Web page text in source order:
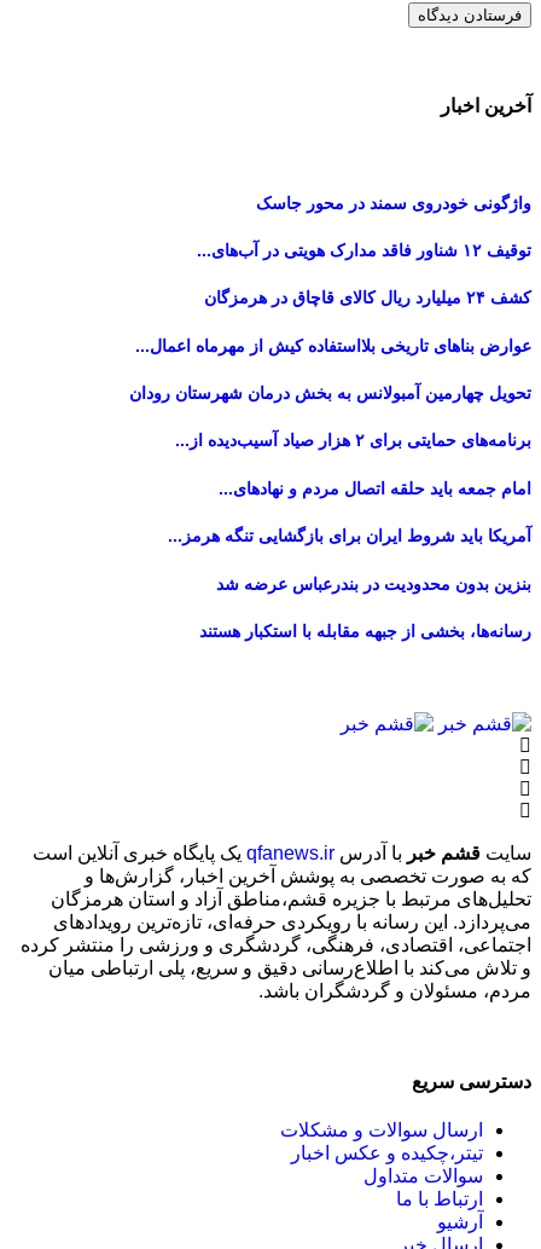
آخرین اخبار
واژگونی خودروی سمند در محور جاسک
توقیف ۱۲ شناور فاقد مدارک هویتی در آب‌های...
کشف ۲۴ میلیارد ریال کالای قاچاق در هرمزگان
عوارض بناهای تاریخی بلااستفاده کیش از مهرماه اعمال...
تحویل چهارمین آمبولانس به بخش درمان شهرستان رودان
برنامه‌های حمایتی برای ۲ هزار صیاد آسیب‌دیده از...
امام جمعه باید حلقه اتصال مردم و نهادهای...
آمریکا باید شروط ایران برای بازگشایی تنگه هرمز...
بنزین بدون محدودیت در بندرعباس عرضه شد
رسانه‌ها، بخشی از جبهه مقابله با استکبار هستند
سایت قشم خبر با آدرس qfanews.ir یک پایگاه خبری آنلاین است
که به صورت تخصصی به پوشش آخرین اخبار، گزارش‌ها و
تحلیل‌های مرتبط با جزیره قشم،مناطق آزاد و استان هرمزگان
می‌پردازد. این رسانه با رویکردی حرفه‌ای، تازه‌ترین رویدادهای
اجتماعی، اقتصادی، فرهنگی، گردشگری و ورزشی را منتشر کرده
و تلاش می‌کند با اطلاع‌رسانی دقیق و سریع، پلی ارتباطی میان
مردم، مسئولان و گردشگران باشد.
دسترسی سریع
ارسال سوالات و مشکلات
تیتر،چکیده و عکس اخبار
سوالات متداول
ارتباط با ما
آرشیو
ارسال خبر